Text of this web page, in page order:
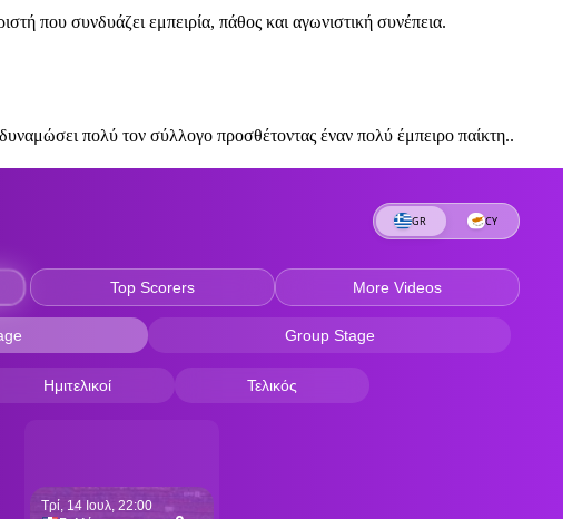
που συνδυάζει εμπειρία, πάθος και αγωνιστική συνέπεια.
πολύ τον σύλλογο προσθέτοντας έναν πολύ έμπειρο παίκτη..